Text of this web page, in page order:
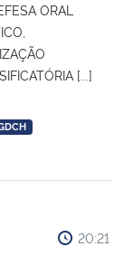
ORAL
[...]
20:21